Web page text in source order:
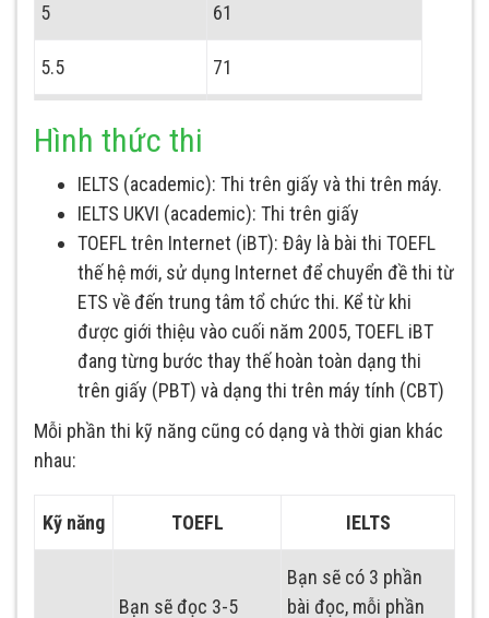
5 61
5.5 71
92
105
Hình thức thi
IELTS (academic): Thi trên giấy và thi trên máy.
IELTS UKVI (academic): Thi trên giấy
TOEFL trên Internet (iBT): Đây là bài thi TOEFL
thế hệ mới, sử dụng Internet để chuyển đề thi từ
ETS về đến trung tâm tổ chức thi. Kể từ khi
được giới thiệu vào cuối năm 2005, TOEFL iBT
đang từng bước thay thế hoàn toàn dạng thi
trên giấy (PBT) và dạng thi trên máy tính (CBT)
Mỗi phần thi kỹ năng cũng có dạng và thời gian khác
nhau:
Kỹ năng TOEFL IELTS
Bạn sẽ đọc 3-5
Bạn sẽ có 3 phần
bài đọc, mỗi phần